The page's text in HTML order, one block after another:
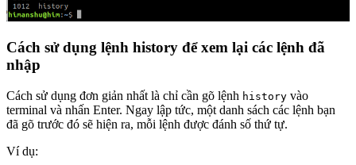
Cách sử dụng lệnh history để xem lại các lệnh đã
nhập
Cách sử dụng đơn giản nhất là chỉ cần gõ lệnh history vào
terminal và nhấn Enter. Ngay lập tức, một danh sách các lệnh bạn
đã gõ trước đó sẽ hiện ra, mỗi lệnh được đánh số thứ tự.
Ví dụ: